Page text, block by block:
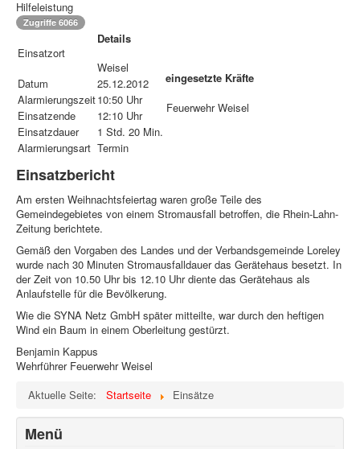
Hilfeleistung
Zugriffe 6066
Einsatzort
Details
Weisel
Datum
25.12.2012
Alarmierungszeit10:50 Uhr
Einsatzende
12:10 Uhr
Einsatzdauer
1 Std. 20 Min.
Alarmierungsart Termin
eingesetzte Kräfte
Feuerwehr Weisel
Einsatzbericht
Am ersten Weihnachtsfeiertag waren große Teile des
Gemeindegebietes von einem Stromausfall betroffen, die Rhein-Lahn-
Zeitung berichtete.
Gemäß den Vorgaben des Landes und der Verbandsgemeinde Loreley
wurde nach 30 Minuten Stromausfalldauer das Gerätehaus besetzt. In
der Zeit von 10.50 Uhr bis 12.10 Uhr diente das Gerätehaus als
Anlaufstelle für die Bevölkerung.
Wie die SYNA Netz GmbH später mitteilte, war durch den heftigen
Wind ein Baum in einem Oberleitung gestürzt.
Benjamin Kappus
Wehrführer Feuerwehr Weisel
Aktuelle Seite:
Startseite Einsätze
Menü